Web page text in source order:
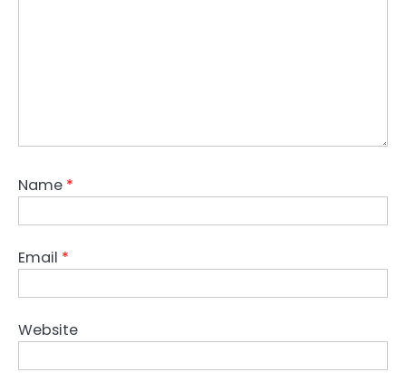
Name *
Email *
Website